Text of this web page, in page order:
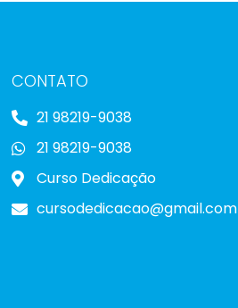
CONTATO
21 98219-9038
21 98219-9038
Curso Dedicação
cursodedicacao@gmail.com